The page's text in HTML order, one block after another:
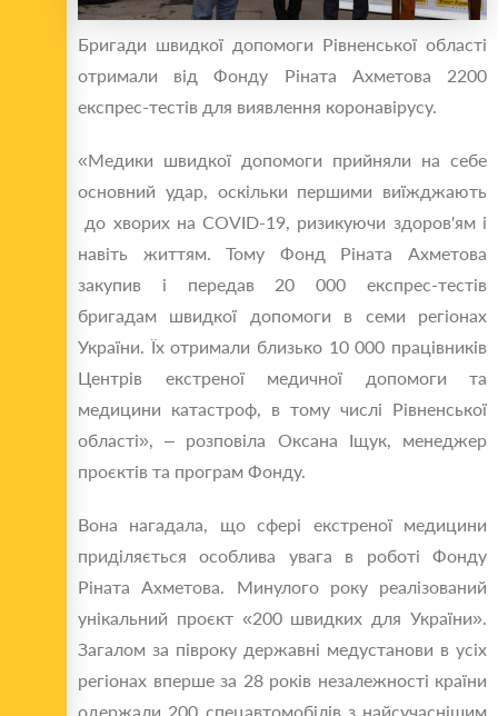
Бригади швидкої допомоги Рівненської області
отримали від Фонду Ріната Ахметова 2200
експрес-тестів для виявлення коронавірусу.
«Медики швидкої допомоги прийняли на себе
основний удар, оскільки першими виїжджають
до хворих на COVID-19, ризикуючи здоров'ям і
навіть життям. Тому Фонд Ріната Ахметова
закупив і передав 20 000 експрес-тестів
бригадам швидкої допомоги в семи регіонах
України. Їх отримали близько 10 000 працівників
Центрів екстреної медичної допомоги та
медицини катастроф, в тому числі Рівненської
області», – розповіла Оксана Іщук, менеджер
проєктів та програм Фонду.
Вона нагадала, що сфері екстреної медицини
приділяється особлива увага в роботі Фонду
Ріната Ахметова. Минулого року реалізований
унікальний проєкт «200 швидких для України».
Загалом за півроку державні медустанови в усіх
регіонах вперше за 28 років незалежності країни
одержали 200 спецавтомобілів з найсучаснішим